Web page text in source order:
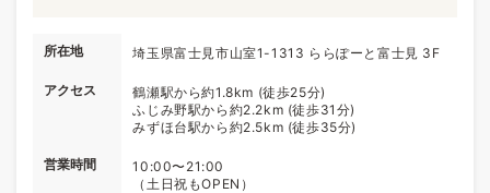
所在地 埼玉県富士見市山室1-1313 ららぽーと富士見 3F
アクセス
鶴瀬駅から約1.8km (徒歩25分)
ふじみ野駅から約2.2km (徒歩31分)
みずほ台駅から約2.5km (徒歩35分)
営業時間
10:00〜21:00
（土日祝もOPEN）